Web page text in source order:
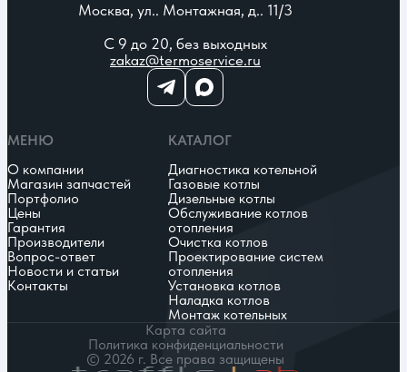
Москва, ул.. Монтажная, д.. 11/3
С 9 до 20, без выходных
zakaz@termoservice.ru
МЕНЮ
О компании
Магазин запчастей
Портфолио
Цены
Гарантия
Производители
Вопрос-ответ
Новости и статьи
Контакты
КАТАЛОГ
Диагностика котельной
Газовые котлы
Дизельные котлы
Обслуживание котлов
отопления
Очистка котлов
Проектирование систем
отопления
Установка котлов
Наладка котлов
Монтаж котельных
Карта сайта
Политика конфиденциальности
© 2026 г. Все права защищены